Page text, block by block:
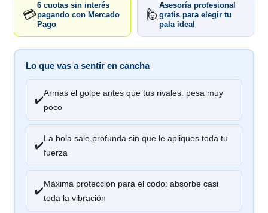
💳
6 cuotas sin interés
pagando con Mercado
Pago
🙋
Asesoría profesional
gratis para elegir tu
pala ideal
Lo que vas a sentir en cancha
✔️
Armas el golpe antes que tus rivales: pesa muy
poco
✔️
La bola sale profunda sin que le apliques toda tu
fuerza
✔️
Máxima protección para el codo: absorbe casi
toda la vibración